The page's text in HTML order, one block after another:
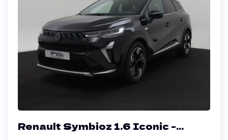
Renault Symbioz 1.6 Iconic -